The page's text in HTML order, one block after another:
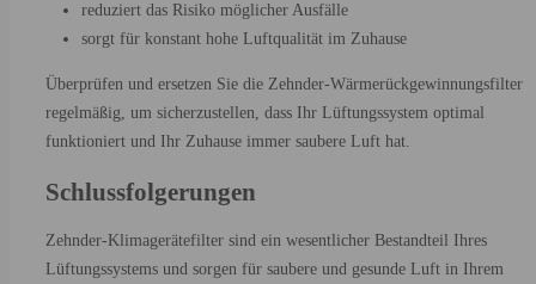
reduziert das Risiko möglicher Ausfälle
sorgt für konstant hohe Luftqualität im Zuhause
Überprüfen und ersetzen Sie die Zehnder-Wärmerückgewinnungsfilter
regelmäßig, um sicherzustellen, dass Ihr Lüftungssystem optimal
funktioniert und Ihr Zuhause immer saubere Luft hat.
Schlussfolgerungen
Zehnder-Klimagerätefilter sind ein wesentlicher Bestandteil Ihres
Lüftungssystems und sorgen für saubere und gesunde Luft in Ihrem